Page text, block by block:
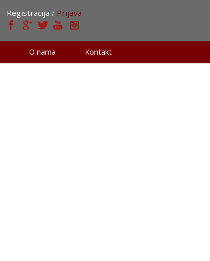
Registracija / Prijava
O nama Kontakt